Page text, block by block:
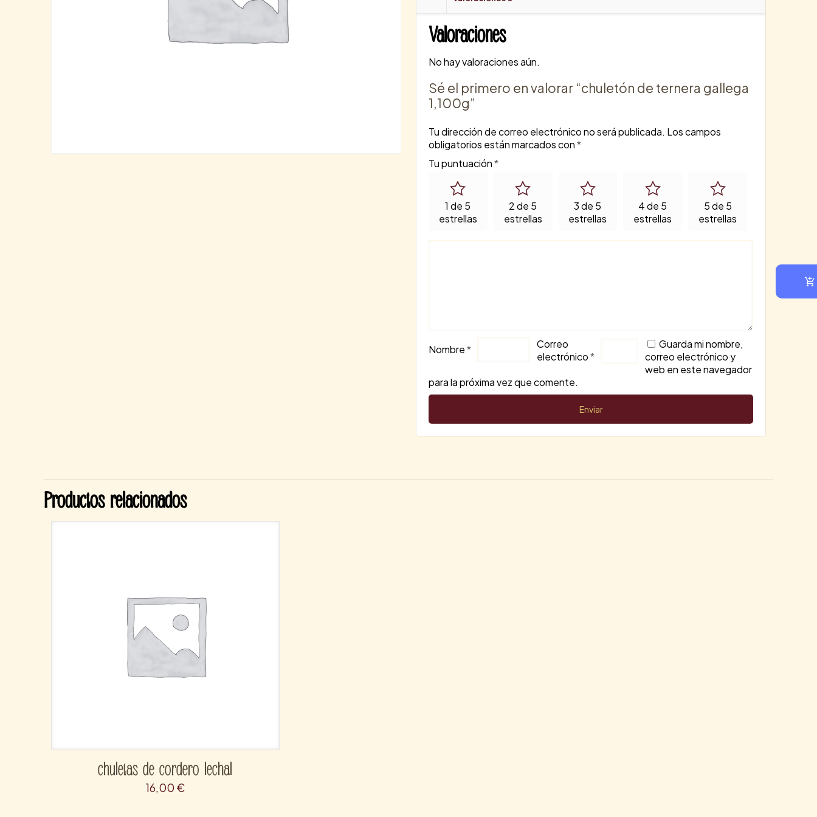
Valoraciones
No hay valoraciones aún.
Sé el primero en valorar “chuletón de ternera gallega
1,100g”
Tu dirección de correo electrónico no será publicada. Los campos
obligatorios están marcados con*
Tu puntuación*
1 de 5
estrellas
2 de 5
estrellas
3 de 5
estrellas
4 de 5
estrellas
5 de 5
estrellas
Nombre*
Correo
electrónico*
Guarda mi nombre,
correo electrónico y
web en este navegador
para la próxima vez que comente.
Productos relacionados
chuletas de cordero lechal
16,00 €